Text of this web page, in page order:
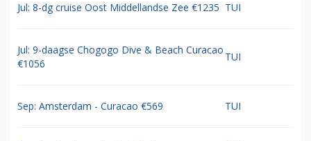
Jul: 8-dg cruise Oost Middellandse Zee €1235 TUI
Jul: 9-daagse Chogogo Dive & Beach Curacao
€1056
TUI
Sep: Amsterdam - Curacao €569 TUI